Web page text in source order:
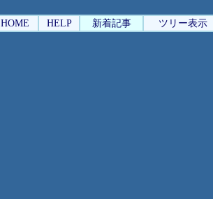
HOME HELP 新着記事 ツリー表示